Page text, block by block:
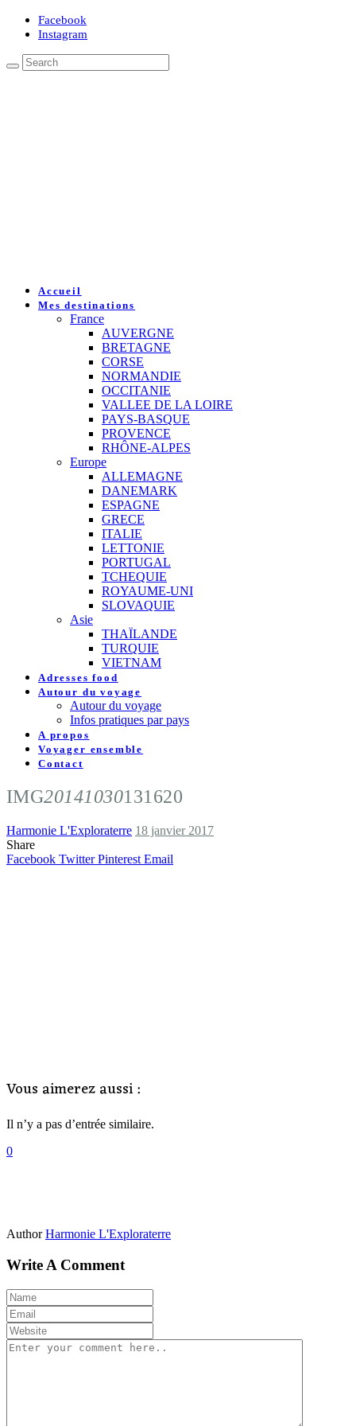
Facebook
Instagram
Accueil
Mes destinations
France
AUVERGNE
BRETAGNE
CORSE
NORMANDIE
OCCITANIE
VALLEE DE LA LOIRE
PAYS-BASQUE
PROVENCE
RHÔNE-ALPES
Europe
ALLEMAGNE
DANEMARK
ESPAGNE
GRECE
ITALIE
LETTONIE
PORTUGAL
TCHEQUIE
ROYAUME-UNI
SLOVAQUIE
Asie
THAÏLANDE
TURQUIE
VIETNAM
Adresses food
Autour du voyage
Autour du voyage
Infos pratiques par pays
A propos
Voyager ensemble
Contact
IMG20141030131620
Harmonie L'Exploraterre 18 janvier 2017
Share
Facebook Twitter Pinterest Email
Vous aimerez aussi :
Il n’y a pas d’entrée similaire.
0
Author Harmonie L'Exploraterre
Write A Comment